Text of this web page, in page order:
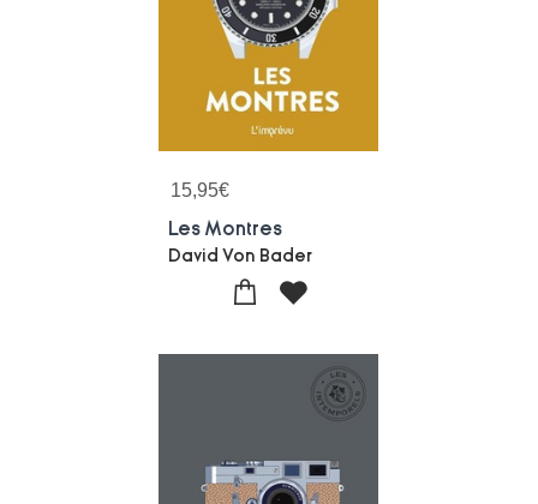
15,95€
Les Montres
David Von Bader